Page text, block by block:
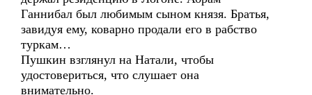
Ганнибал был любимым сыном князя. Братья,
завидуя ему, коварно продали его в рабство
туркам…
Пушкин взглянул на Натали, чтобы
удостовериться, что слушает она
внимательно.